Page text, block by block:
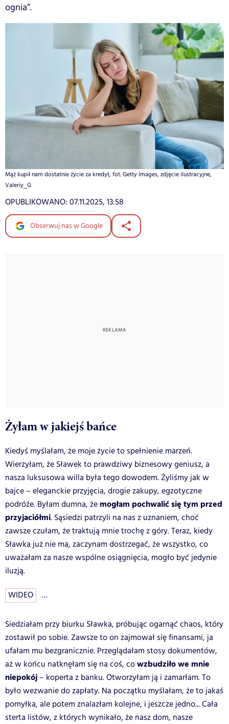
ognia”.
Mąż kupił nam dostatnie życie za kredyt, fot. Getty Images, zdjęcie ilustracyjne,
Valeriy_G
OPUBLIKOWANO: 07.11.2025, 13:58
Obserwuj nas w Google
Żyłam w jakiejś bańce
Kiedyś myślałam, że moje życie to spełnienie marzeń.
Wierzyłam, że Sławek to prawdziwy biznesowy geniusz, a
nasza luksusowa willa była tego dowodem. Żyliśmy jak w
bajce – eleganckie przyjęcia, drogie zakupy, egzotyczne
podróże. Byłam dumna, że mogłam pochwalić się tym przed
przyjaciółmi. Sąsiedzi patrzyli na nas z uznaniem, choć
zawsze czułam, że traktują mnie trochę z góry. Teraz, kiedy
Sławka już nie ma, zaczynam dostrzegać, że wszystko, co
uważałam za nasze wspólne osiągnięcia, mogło być jedynie
iluzją.
WIDEO …
Siedziałam przy biurku Sławka, próbując ogarnąć chaos, który
zostawił po sobie. Zawsze to on zajmował się finansami, ja
ufałam mu bezgranicznie. Przeglądałam stosy dokumentów,
aż w końcu natknęłam się na coś, cowzbudziło we mnie
niepokój – koperta z banku. Otworzyłam ją i zamarłam. To
było wezwanie do zapłaty. Na początku myślałam, że to jakaś
pomyłka, ale potem znalazłam kolejne, i jeszcze jedno... Cała
sterta listów, z których wynikało, że nasz dom, nasze